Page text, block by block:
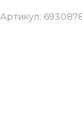
Артикул: